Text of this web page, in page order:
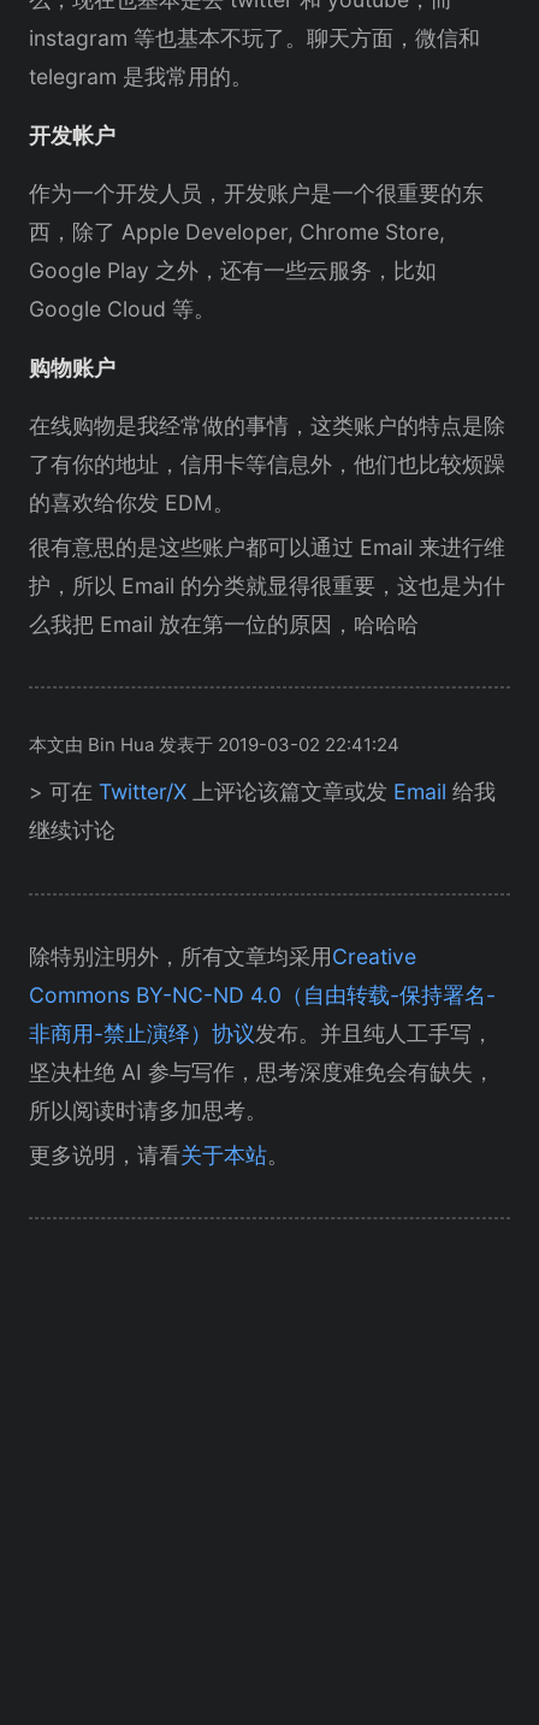
instagram 等也基本不玩了。聊天方面，微信和
telegram 是我常用的。
开发帐户
作为一个开发人员，开发账户是一个很重要的东
西，除了 Apple Developer, Chrome Store,
Google Play 之外，还有一些云服务，比如
Google Cloud 等。
购物账户
在线购物是我经常做的事情，这类账户的特点是除
了有你的地址，信用卡等信息外，他们也比较烦躁
的喜欢给你发 EDM。
很有意思的是这些账户都可以通过 Email 来进行维
护，所以 Email 的分类就显得很重要，这也是为什
么我把 Email 放在第一位的原因，哈哈哈
本文由 Bin Hua 发表于 2019-03-02 22:41:24
> 可在 Twitter/X 上评论该篇文章或发 Email 给我
继续讨论
除特别注明外，所有文章均采用Creative
Commons BY-NC-ND 4.0（自由转载-保持署名-
非商用-禁止演绎）协议发布。并且纯人工手写，
坚决杜绝 AI 参与写作，思考深度难免会有缺失，
所以阅读时请多加思考。
更多说明，请看关于本站。